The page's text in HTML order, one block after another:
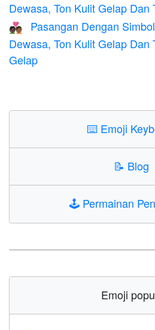
Dewasa, Ton Kulit Gelap Dan
🧑🏿‍❤️‍🧑🏾
Pasangan Dengan
Dewasa, Ton Kulit Gelap Dan
Gelap
⌨️ Emoji
📝 Blog
🕹️ Permainan
Emoji